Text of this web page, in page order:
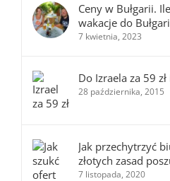
Ceny w Bułgarii.
wakacje do
7 kwietnia, 2023
Do Izraela za 59
28 października, 2015
Jak przechytrzyć
złotych zasad
7 listopada, 2020